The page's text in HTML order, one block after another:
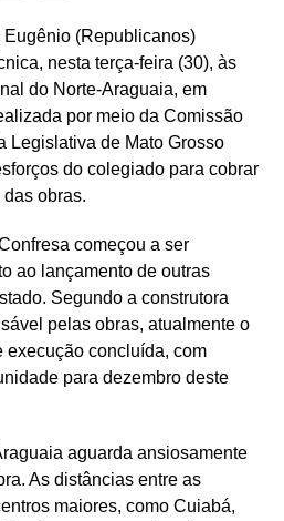
(Republicanos)
nesta terça-feira (30), às
do Norte-Araguaia, em
por meio da Comissão
Legislativa de Mato Grosso
do colegiado para cobrar
obras.
começou a ser
ao lançamento de outras
Segundo a construtora
pelas obras, atualmente o
execução concluída, com
para dezembro deste
aguarda ansiosamente
As distâncias entre as
maiores, como Cuiabá,